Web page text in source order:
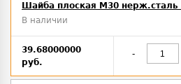
Шайба плоская М30 нерж.сталь
В наличии
39.68000000
руб.
-